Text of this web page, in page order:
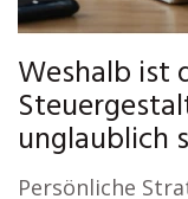
Weshalb ist
unglaublich
Persönliche